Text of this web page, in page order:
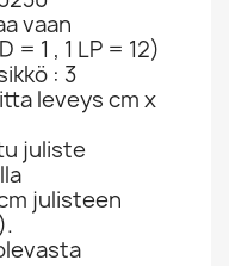
vaan
= 1 , 1 LP = 12)
: 3
leveys cm x
juliste
julisteen